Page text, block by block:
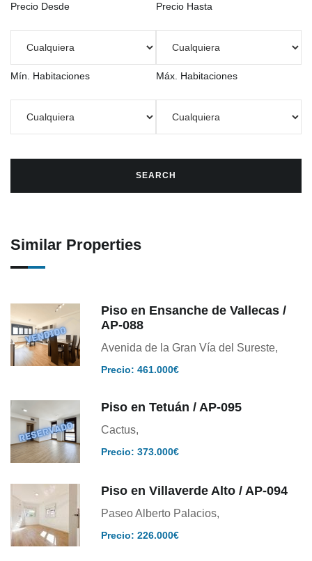
Precio Desde Precio Hasta
Mín. Habitaciones Máx. Habitaciones
Similar Properties
Piso en Ensanche de Vallecas /
AP-088
Avenida de la Gran Vía del Sureste,
Precio: 461.000€
Piso en Tetuán / AP-095
Cactus,
Precio: 373.000€
Piso en Villaverde Alto / AP-094
Paseo Alberto Palacios,
Precio: 226.000€